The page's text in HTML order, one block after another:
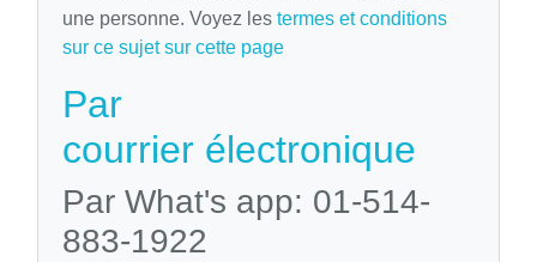
une personne. Voyez les termes et conditions
sur ce sujet sur cette page
Par
courrier électronique
Par What's app: 01-514-
883-1922